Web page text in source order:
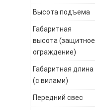
Высота подъема
Габаритная
высота (защитное
ограждение)
Габаритная длина
(с вилами)
Передний свес